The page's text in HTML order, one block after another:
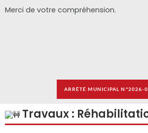
Merci de votre compréhension.
ARRÊTÉ MUNICIPAL N°2026-
Travaux :